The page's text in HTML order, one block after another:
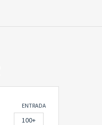
ENTRADA
100+